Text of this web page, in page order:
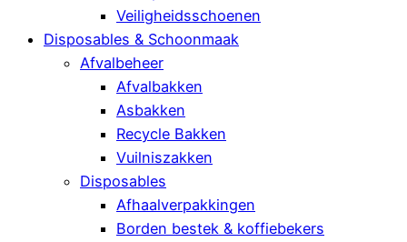
Veiligheidsschoenen
Disposables & Schoonmaak
Afvalbeheer
Afvalbakken
Asbakken
Recycle Bakken
Vuilniszakken
Disposables
Afhaalverpakkingen
Borden bestek & koffiebekers